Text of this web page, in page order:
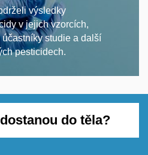
výsledky
v jejich vzorcích,
studie a další
pesticidech.
do těla?